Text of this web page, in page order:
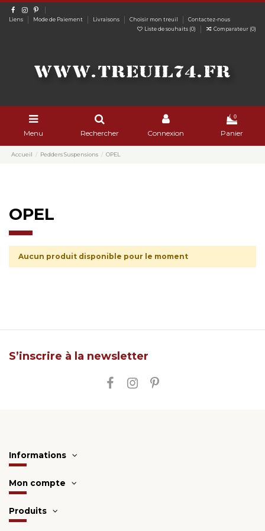
Liens Mode de Paiement Livraisons Choisir mon treuil
Contactez-nous
Liste de souhaits (0) Comparateur (0)
Menu Rechercher Connexion
0
Panier
Accueil Pedders Suspensions OPEL
OPEL
Aucun produit disponible pour le moment
S’inscrire à la newsletter
Informations
Mon compte
Produits